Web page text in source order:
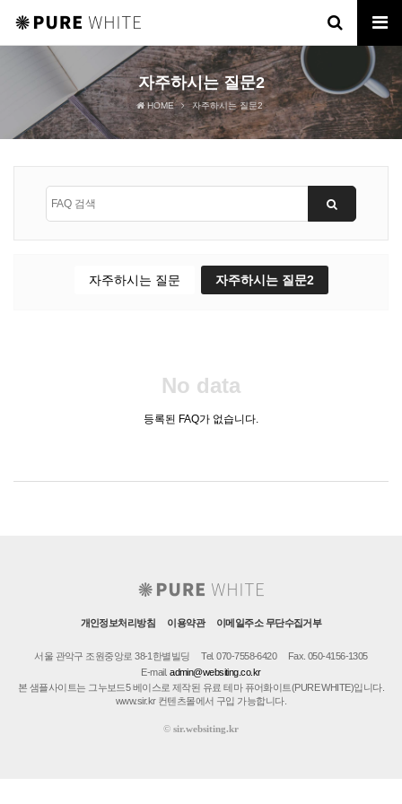
자주하시는 질문2
HOME 자주하시는 질문2
자주하시는 질문 자주하시는 질문2
No data
등록된 FAQ가 없습니다.
개인정보처리방침 이용약관 이메일주소 무단수집거부
서울 관악구 조원중앙로 38-1한별빌딩 Tel. 070-7558-6420
Fax. 050-4156-1305
E-mail.admin@websiting.co.kr
본 샘플사이트는 그누보드5 베이스로 제작된 유료 테마 퓨어화이트(PURE WHITE)입니다.
www.sir.kr 컨텐츠몰에서 구입 가능합니다.
© sir.websiting.kr